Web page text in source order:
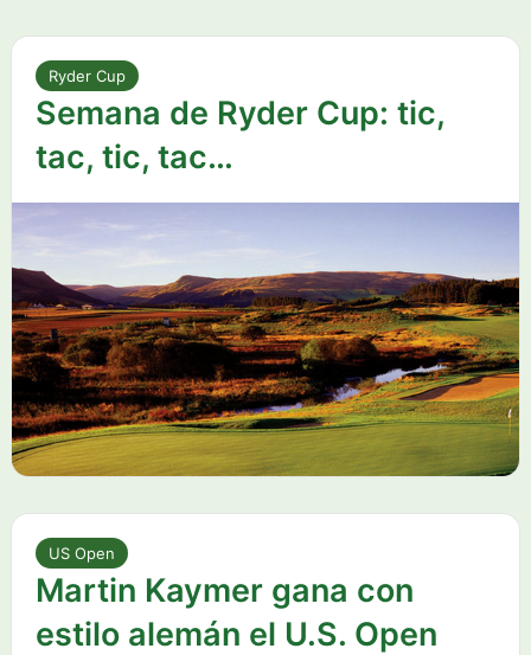
Ryder Cup
Semana de Ryder Cup: tic,
tac, tic, tac…
US Open
Martin Kaymer gana con
estilo alemán el U.S. Open